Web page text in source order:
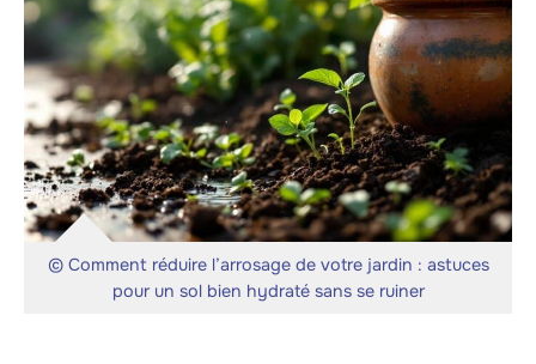
© Comment réduire l’arrosage de votre jardin : astuces
pour un sol bien hydraté sans se ruiner